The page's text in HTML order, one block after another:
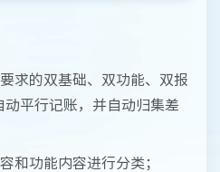
求的双基础、双功能、双报
平行记账，并自动归集差
和功能内容进行分类；